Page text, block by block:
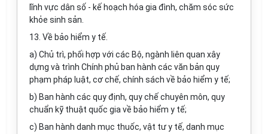
lĩnh vực dân số - kế hoạch hóa gia đình, chăm sóc sức
khỏe sinh sản.
13. Về bảo hiểm y tế.
a) Chủ trì, phối hợp với các Bộ, ngành liên quan xây
dựng và trình Chính phủ ban hành các văn bản quy
phạm pháp luật, cơ chế, chính sách về bảo hiểm y tế;
b) Ban hành các quy định, quy chế chuyên môn, quy
chuẩn kỹ thuật quốc gia về bảo hiểm y tế;
c) Ban hành danh mục thuốc, vật tư y tế, danh mục